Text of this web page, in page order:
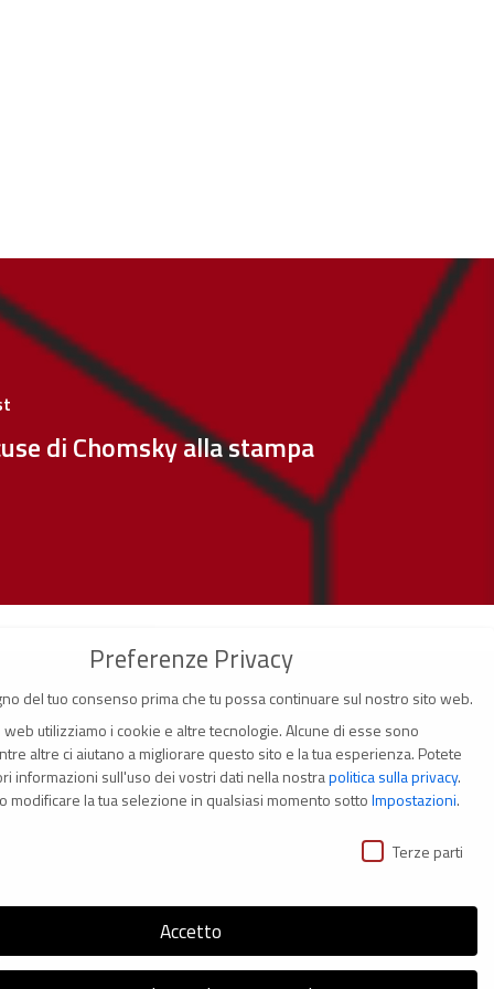
di Chomsky alla stampa
(Italia)
Preferenze Privacy
del tuo consenso prima che tu possa continuare sul nostro sito web.
utilizziamo i cookie e altre tecnologie. Alcune di esse sono
altre ci aiutano a migliorare questo sito e la tua esperienza. Potete
informazioni sull'uso dei vostri dati nella nostrapolitica sulla privacy.
modificare la tua selezione in qualsiasi momento sottoImpostazioni.
Terze parti
Accetto